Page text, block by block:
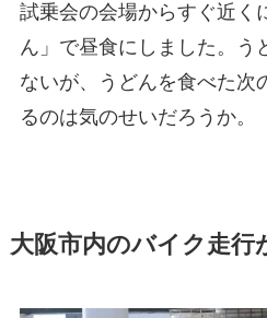
試乗会の会場からすぐ近く
ん」で昼食にしました。う
ないが、うどんを食べた次
るのは気のせいだろうか。
大阪市内のバイク走行